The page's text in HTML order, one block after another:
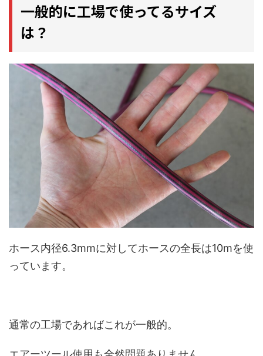
一般的に工場で使ってるサイズ
は？
ホース内径6.3mmに対してホースの全長は10mを使
っています。
通常の工場であればこれが一般的。